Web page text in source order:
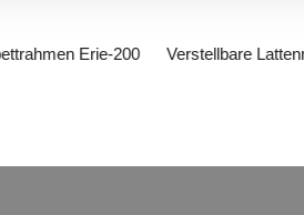
Erie-200 Verstellbare